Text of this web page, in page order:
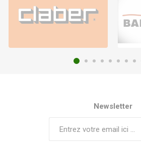
Newsletter